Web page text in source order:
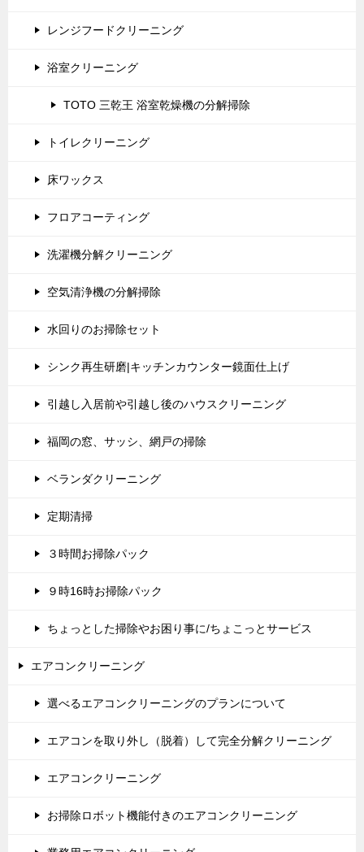
レンジフードクリーニング
浴室クリーニング
TOTO 三乾王 浴室乾燥機の分解掃除
トイレクリーニング
床ワックス
フロアコーティング
洗濯機分解クリーニング
空気清浄機の分解掃除
水回りのお掃除セット
シンク再生研磨|キッチンカウンター鏡面仕上げ
引越し入居前や引越し後のハウスクリーニング
福岡の窓、サッシ、網戸の掃除
ベランダクリーニング
定期清掃
３時間お掃除パック
９時16時お掃除パック
ちょっとした掃除やお困り事に/ちょこっとサービス
エアコンクリーニング
選べるエアコンクリーニングのプランについて
エアコンを取り外し（脱着）して完全分解クリーニング
エアコンクリーニング
お掃除ロボット機能付きのエアコンクリーニング